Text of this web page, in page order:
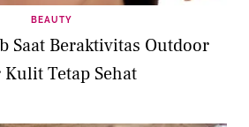
BEAUTY
Saat Beraktivitas Outdoor
Kulit Tetap Sehat